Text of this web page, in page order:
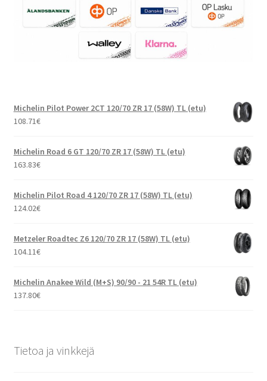
Michelin Pilot Power 2CT 120/70 ZR 17 (58W) TL (etu)
108.71€
Michelin Road 6 GT 120/70 ZR 17 (58W) TL (etu)
163.83€
Michelin Pilot Road 4 120/70 ZR 17 (58W) TL (etu)
124.02€
Metzeler Roadtec Z6 120/70 ZR 17 (58W) TL (etu)
104.11€
Michelin Anakee Wild (M+S) 90/90 - 21 54R TL (etu)
137.80€
Tietoa ja vinkkejä